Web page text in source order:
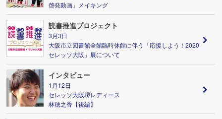
啓発動画」メイキング
読書推進プロジェクト
3月3日
大阪市立図書館全館臨時休館に伴う「応援しよう！2020
セレッソ大阪」展について
インタビュー
1月12日
セレッソ大阪堺レディース
林穂之香【後編】